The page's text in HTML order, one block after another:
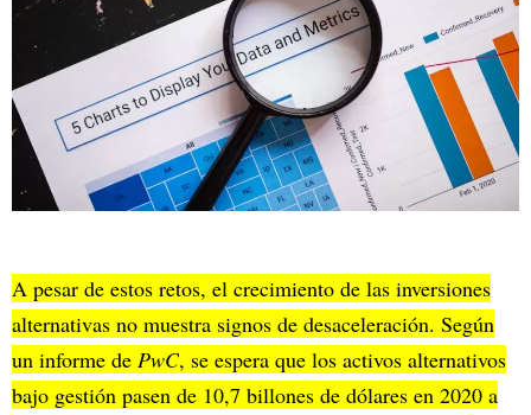
A pesar de estos retos, el crecimiento de las inversiones
alternativas no muestra signos de desaceleración. Según
un informe de PwC, se espera que los activos alternativos
bajo gestión pasen de 10,7 billones de dólares en 2020 a